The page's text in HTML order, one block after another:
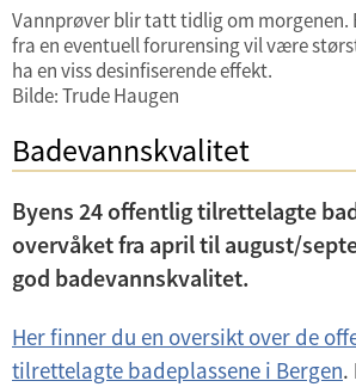
Vannprøver blir tatt tidlig om
fra en eventuell forurensing vil være
ha en viss desinfiserende effekt.
Bilde: Trude Haugen
Badevannskvalitet
Byens 24 offentlig tilrettelagte
overvåket fra april til august/
god badevannskvalitet.
Her finner du en oversikt over de
tilrettelagte badeplassene i Bergen.